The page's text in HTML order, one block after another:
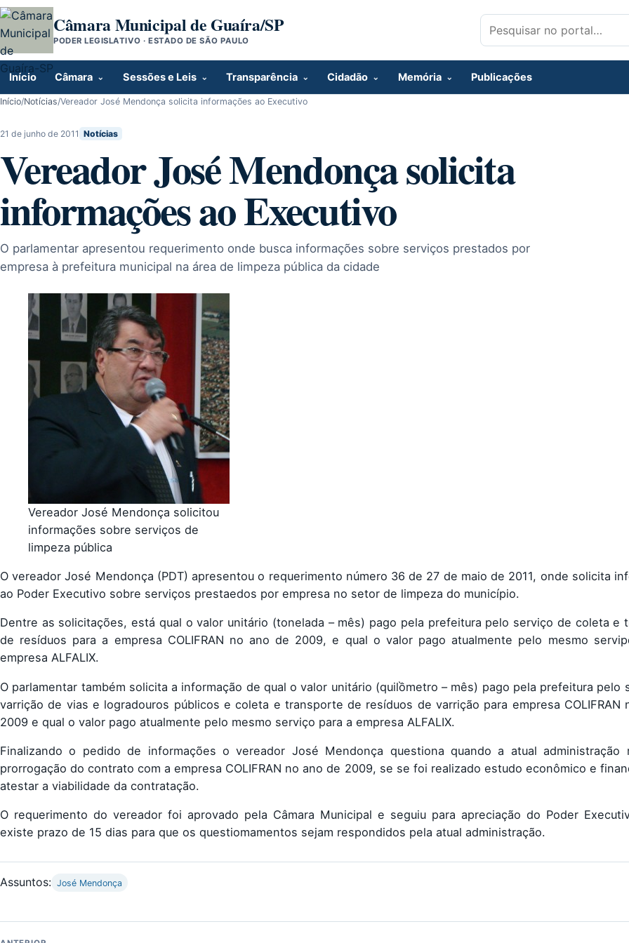
Pular para o conteúdo
Câmara Municipal de Guaíra/SP
PODER LEGISLATIVO · ESTADO DE SÃO PAULO
Pesquisar por:
Início Câmara Sessões e Leis Transparência Cidadão Memória Publicações
Início/Notícias/Vereador José Mendonça solicita informações ao Executivo
21 de junho de 2011 Notícias
Vereador José Mendonça solicita
informações ao Executivo
O parlamentar apresentou requerimento onde busca informações sobre serviços prestados por
empresa à prefeitura municipal na área de limpeza pública da cidade
Vereador José Mendonça solicitou
informações sobre serviços de
limpeza pública
O vereador José Mendonça (PDT) apresentou o requerimento número 36 de 27 de maio de 2011, onde solicita
ao Poder Executivo sobre serviços prestaedos por empresa no setor de limpeza do município.
Dentre as solicitações, está qual o valor unitário (tonelada – mês) pago pela prefeitura pelo serviço de coleta e
de resíduos para a empresa COLIFRAN no ano de 2009, e qual o valor pago atualmente pelo mesmo
empresa ALFALIX.
O parlamentar também solicita a informação de qual o valor unitário (quilồmetro – mês) pago pela prefeitura pelo
varrição de vias e logradouros públicos e coleta e transporte de resíduos de varrição para empresa COLIFRAN
2009 e qual o valor pago atualmente pelo mesmo serviço para a empresa ALFALIX.
Finalizando o pedido de informações o vereador José Mendonça questiona quando a atual administração
prorrogação do contrato com a empresa COLIFRAN no ano de 2009, se se foi realizado estudo econômico e
atestar a viabilidade da contratação.
O requerimento do vereador foi aprovado pela Câmara Municipal e seguiu para apreciação do Poder
existe prazo de 15 dias para que os questiomamentos sejam respondidos pela atual administração.
Assuntos: José Mendonça